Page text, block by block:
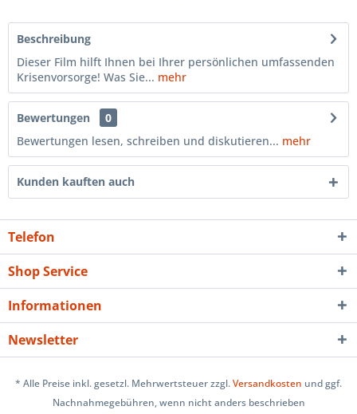
Beschreibung
Dieser Film hilft Ihnen bei Ihrer persönlichen umfassenden
Krisenvorsorge! Was Sie... mehr
Bewertungen
0
Bewertungen lesen, schreiben und diskutieren... mehr
Kunden kauften auch
Telefon
Shop Service
Informationen
Newsletter
* Alle Preise inkl. gesetzl. Mehrwertsteuer zzgl.Versandkosten und ggf.
Nachnahmegebühren, wenn nicht anders beschrieben